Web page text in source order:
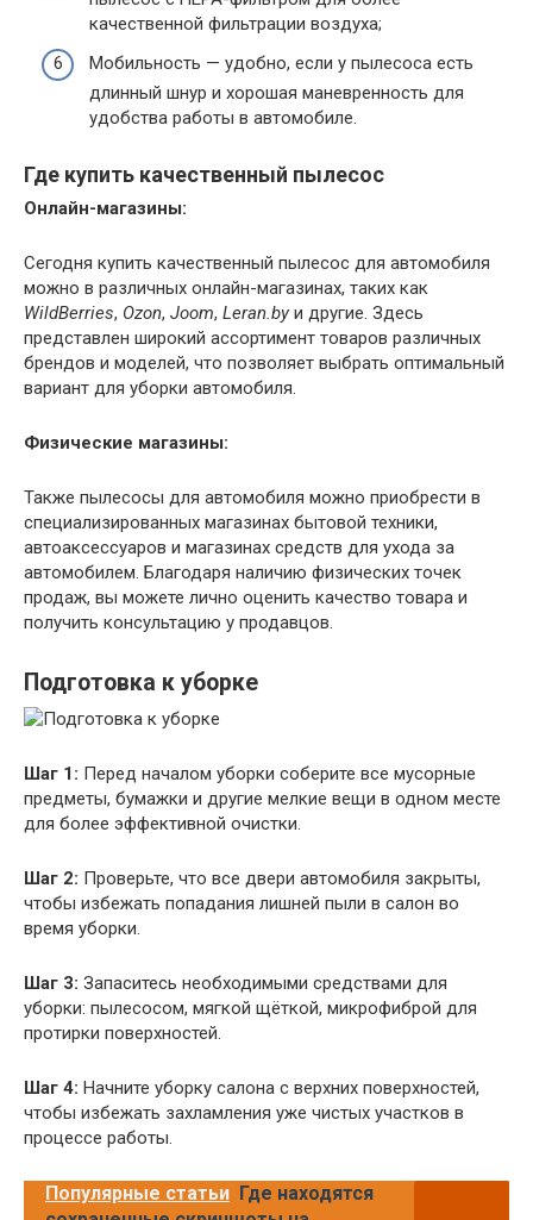
качественной фильтрации воздуха;
Мобильность — удобно, если у пылесоса есть
длинный шнур и хорошая маневренность для
удобства работы в автомобиле.
Где купить качественный пылесос
Онлайн-магазины:
Сегодня купить качественный пылесос для автомобиля
можно в различных онлайн-магазинах, таких как
WildBerries, Ozon, Joom, Leran.byи другие. Здесь
представлен широкий ассортимент товаров различных
брендов и моделей, что позволяет выбрать оптимальный
вариант для уборки автомобиля.
Физические магазины:
Также пылесосы для автомобиля можно приобрести в
специализированных магазинах бытовой техники,
автоаксессуаров и магазинах средств для ухода за
автомобилем. Благодаря наличию физических точек
продаж, вы можете лично оценить качество товара и
получить консультацию у продавцов.
Подготовка к уборке
Шаг 1: Перед началом уборки соберите все мусорные
предметы, бумажки и другие мелкие вещи в одном месте
для более эффективной очистки.
Шаг 2: Проверьте, что все двери автомобиля закрыты,
чтобы избежать попадания лишней пыли в салон во
время уборки.
Шаг 3: Запаситесь необходимыми средствами для
уборки: пылесосом, мягкой щёткой, микрофиброй для
протирки поверхностей.
Шаг 4: Начните уборку салона с верхних поверхностей,
чтобы избежать захламления уже чистых участков в
процессе работы.
Популярные статьи Где находятся